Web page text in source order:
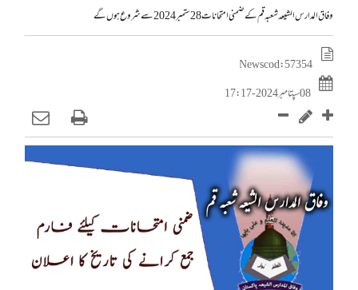
وفاق المدارس الشیعہ شعبہ قم کے ضمنی امتحانات 28 ستمبر 2024 سے شروع ہوں گے
News cod : 57354
08 سپتامبر 2024 - 17:17